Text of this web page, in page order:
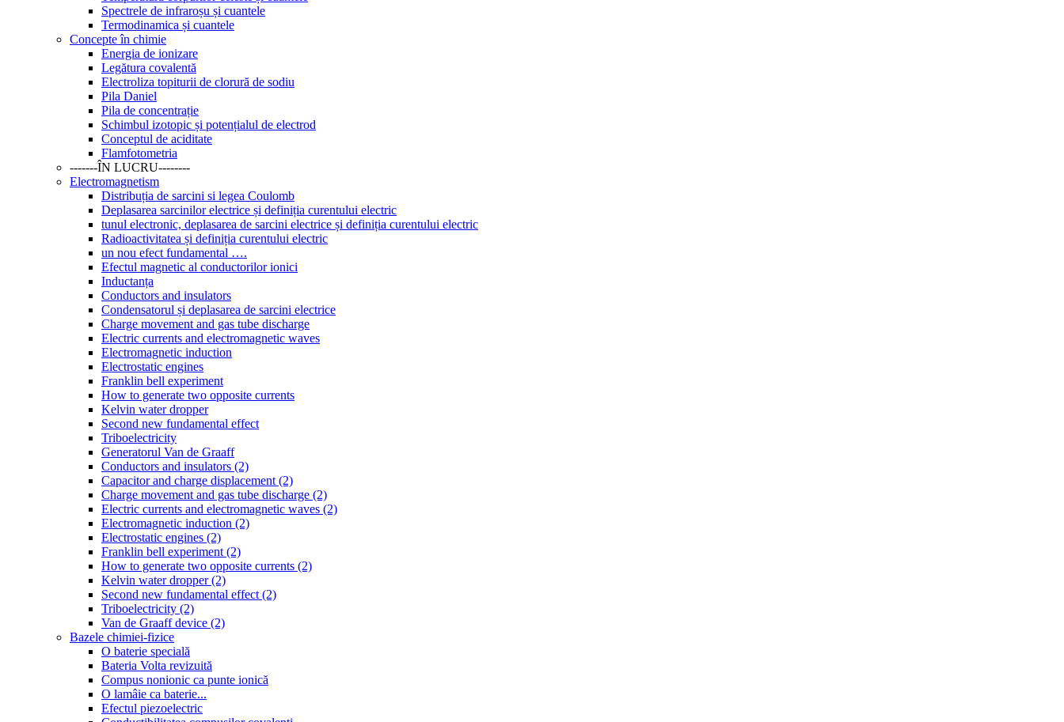
Spectrele de infraroșu și cuantele
Termodinamica și cuantele
Concepte în chimie
Energia de ionizare
Legătura covalentă
Electroliza topiturii de clorură de sodiu
Pila Daniel
Pila de concentrație
Schimbul izotopic și potențialul de electrod
Conceptul de aciditate
Flamfotometria
-------ÎN LUCRU--------
Electromagnetism
Distribuția de sarcini si legea Coulomb
Deplasarea sarcinilor electrice și definiția curentului electric
tunul electronic, deplasarea de sarcini electrice și definiția curentului electric
Radioactivitatea și definiția curentului electric
un nou efect fundamental ….
Efectul magnetic al conductorilor ionici
Inductanța
Conductors and insulators
Condensatorul și deplasarea de sarcini electrice
Charge movement and gas tube discharge
Electric currents and electromagnetic waves
Electromagnetic induction
Electrostatic engines
Franklin bell experiment
How to generate two opposite currents
Kelvin water dropper
Second new fundamental effect
Triboelectricity
Generatorul Van de Graaff
Conductors and insulators (2)
Capacitor and charge displacement (2)
Charge movement and gas tube discharge (2)
Electric currents and electromagnetic waves (2)
Electromagnetic induction (2)
Electrostatic engines (2)
Franklin bell experiment (2)
How to generate two opposite currents (2)
Kelvin water dropper (2)
Second new fundamental effect (2)
Triboelectricity (2)
Van de Graaff device (2)
Bazele chimiei-fizice
O baterie specială
Bateria Volta revizuită
Compus nonionic ca punte ionică
O lamâie ca baterie...
Efectul piezoelectric